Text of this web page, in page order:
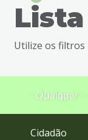
busca
Ir
rodapé
Utilize os filtros
- Qualquer -
Cidadão